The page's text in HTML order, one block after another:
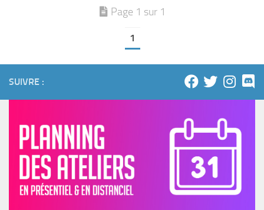
Page 1 sur 1
1
SUIVRE :